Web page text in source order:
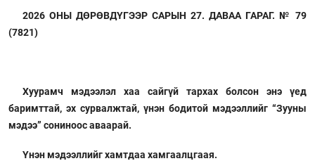
2026 ОНЫ ДӨРӨВДҮГЭЭР САРЫН 27. ДАВАА ГАРАГ. № 79
(7821)
Хуурамч мэдээлэл хаа сайгүй тархах болсон энэ үед
баримттай, эх сурвалжтай, үнэн бодитой мэдээллийг “Зууны
мэдээ” сониноос аваарай.
Үнэн мэдээллийг хамтдаа хамгаалцгаая.